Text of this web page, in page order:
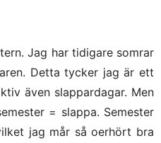
Jag har tidigare somrar
Detta tycker jag är ett
även slappardagar. Men
= slappa. Semester
jag mår så oerhört bra